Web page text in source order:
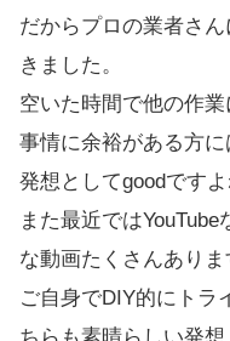
だからプロの業者さ
きました。
空いた時間で他の作
事情に余裕がある方に
発想としてgoodです
また最近では
な動画たくさんあり
ご自身でDIY的にトラ
ちらも素晴らしい発想